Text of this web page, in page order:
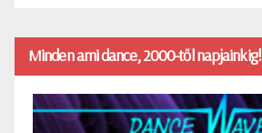
Minden ami dance, 2000-től napjainkig!